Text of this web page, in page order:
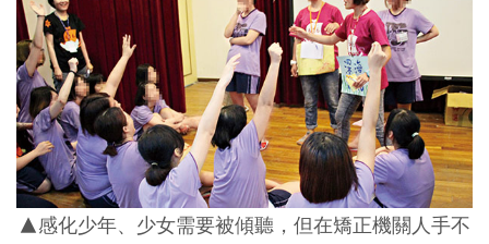
▲感化少年、少女需要被傾聽，但在矯正機關人手不